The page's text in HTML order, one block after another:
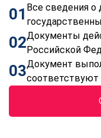
01 Все сведения о
02Документы
Российской
03Документ